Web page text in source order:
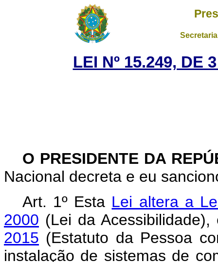
LEI Nº 15.249, DE
O PRESIDENTE DA
Nacional decreta e eu
Art. 1º Esta Lei altera a
2000 (Lei da
2015 (Estatuto da Pessoa
instalação de sistemas de